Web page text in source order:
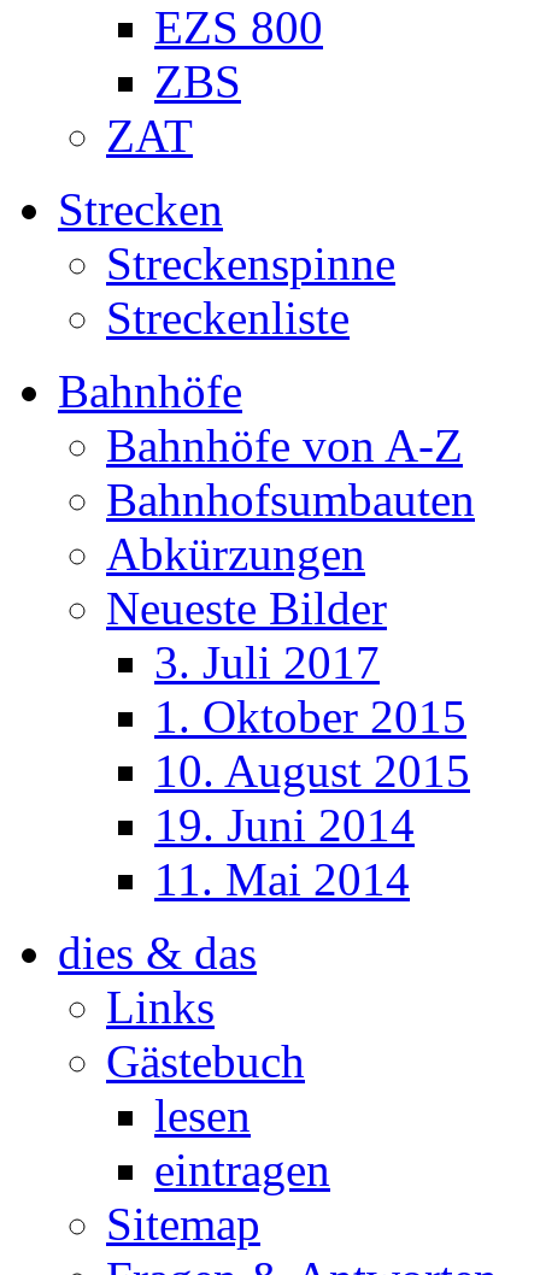
EZS 800
ZBS
ZAT
Strecken
Streckenspinne
Streckenliste
Bahnhöfe
Bahnhöfe von A-Z
Bahnhofsumbauten
Abkürzungen
Neueste Bilder
3. Juli 2017
1. Oktober 2015
10. August 2015
19. Juni 2014
11. Mai 2014
dies & das
Links
Gästebuch
lesen
eintragen
Sitemap